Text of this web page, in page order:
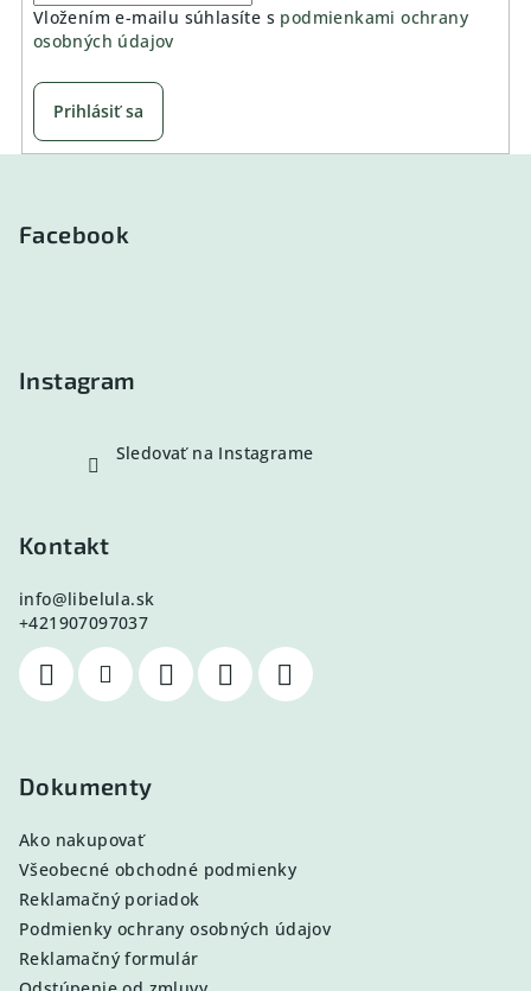
Vložením e-mailu súhlasíte s podmienkami ochrany
osobných údajov
Prihlásiť sa
Facebook
Instagram
Sledovať na Instagrame
Kontakt
info@libelula.sk
+421907097037
Dokumenty
Ako nakupovať
Všeobecné obchodné podmienky
Reklamačný poriadok
Podmienky ochrany osobných údajov
Reklamačný formulár